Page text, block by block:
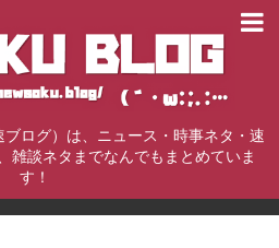
ログ）は、ニュース・時事ネタ・速
雑談ネタまでなんでもまとめていま
す！